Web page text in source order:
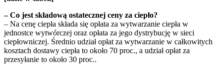
– Co jest składową ostatecznej ceny za ciepło?
– Na cenę ciepła składa się opłata za wytwarzanie ciepła w
jednostce wytwórczej oraz opłata za jego dystrybucję w sieci
ciepłowniczej. Średnio udział opłat za wytwarzanie w całkowitych
kosztach dostawy ciepła to około 70 proc., a udział opłat za
przesyłanie to około 30 proc..